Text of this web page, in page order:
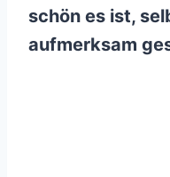
schön es ist,
aufmerksam